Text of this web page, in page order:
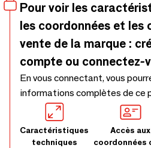
Pour voir les
les coordonnées et les
vente de la marque :
compte ou connectez-
En vous connectant, vous
informations complètes de ce
Caractéristiques
techniques
Accès aux
coordonnées